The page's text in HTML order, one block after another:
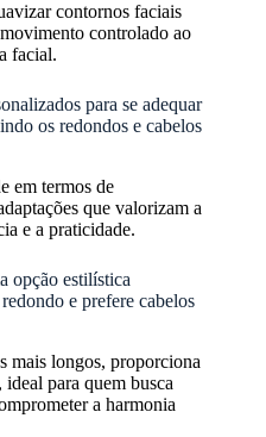
contornos faciais
controlado ao
facial.
para se adequar
os redondos e cabelos
em termos de
que valorizam a
e a praticidade.
opção estilística
e prefere cabelos
mais longos, proporciona
para quem busca
a harmonia